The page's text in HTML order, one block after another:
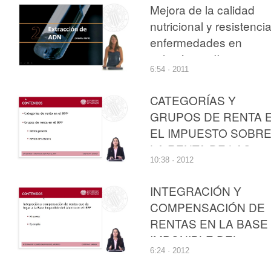
Valenciana II
Mejora de la calidad
nutricional y
enfermedades en
solanáceas II
6:54 · 2011
CATEGORÍAS Y
GRUPOS DE RENTA
EL IMPUESTO SOBRE
LA RENTA DE LAS
PERSONAS FÍSICAS
10:38 · 2012
INTEGRACIÓN Y
COMPENSACIÓN DE
RENTAS EN LA BASE
IMPONIBLE DEL
AHORRO DEL
6:24 · 2012